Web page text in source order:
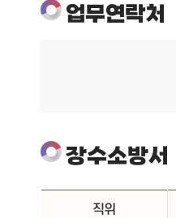
업무연락처
장수소방서
직위